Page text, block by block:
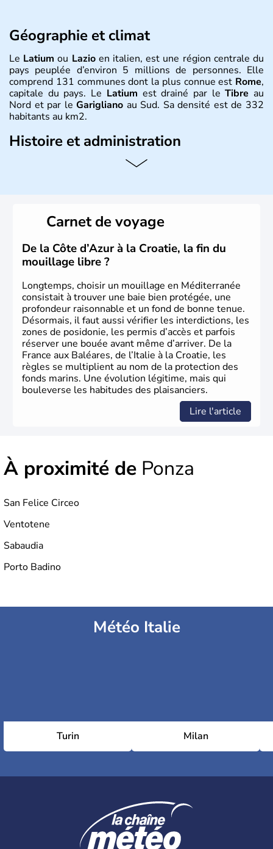
Géographie et climat
Le Latium ou Lazioen italien, est une région centrale du
pays peuplée d’environ 5 millions de personnes. Elle
comprend 131 communes dont la plus connue est Rome,
capitale du pays. Le Latium est drainé par leTibre au
Nord et par le Garigliano au Sud. Sa densité est de 332
habitants au km2.
Histoire et administration
est essentiellement agricole, avec
touristique grâce à Rome.
Carnet de voyage
De la Côte d’Azur à la Croatie, la fin du
mouillage libre ?
Longtemps, choisir un mouillage en Méditerranée
consistait à trouver une baie bien protégée, une
profondeur raisonnable et un fond de bonne tenue.
Désormais, il faut aussi vérifier les interdictions, les
zones de posidonie, les permis d’accès et parfois
réserver une bouée avant même d’arriver. De la
France aux Baléares, de l’Italie à la Croatie, les
règles se multiplient au nom de la protection des
fonds marins. Une évolution légitime, mais qui
bouleverse les habitudes des plaisanciers.
Lire l'article
À proximité de Ponza
San Felice Circeo
Ventotene
Sabaudia
Porto Badino
Météo Italie
Turin Milan